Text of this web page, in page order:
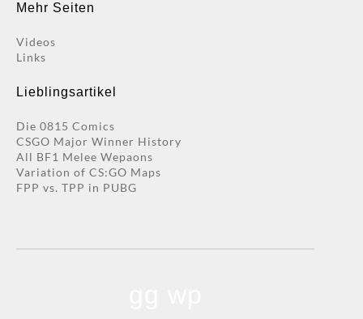
Mehr Seiten
Videos
Links
Lieblingsartikel
Die 0815 Comics
CSGO Major Winner History
All BF1 Melee Wepaons
Variation of CS:GO Maps
FPP vs. TPP in PUBG